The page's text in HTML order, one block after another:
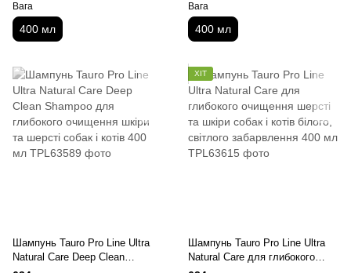
Вага
400 мл
Вага
400 мл
Шампунь Tauro Pro Line Ultra
Natural Care Deep Clean
ХІТ
Шампунь Tauro Pro Line Ultra
Natural Care для глибокого